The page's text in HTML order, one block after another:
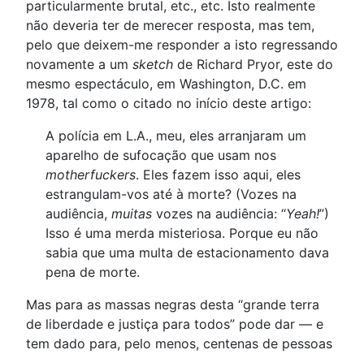
particularmente brutal, etc., etc. Isto realmente
não deveria ter de merecer resposta, mas tem,
pelo que deixem-me responder a isto regressando
novamente a um sketch de Richard Pryor, este do
mesmo espectáculo, em Washington, D.C. em
1978, tal como o citado no início deste artigo:
A polícia em L.A., meu, eles arranjaram um
aparelho de sufocação que usam nos
motherfuckers. Eles fazem isso aqui, eles
estrangulam-vos até à morte? (Vozes na
audiência, muitas vozes na audiência: “Yeah!”)
Isso é uma merda misteriosa. Porque eu não
sabia que uma multa de estacionamento dava
pena de morte.
Mas para as massas negras desta “grande terra
de liberdade e justiça para todos” pode dar — e
tem dado para, pelo menos, centenas de pessoas